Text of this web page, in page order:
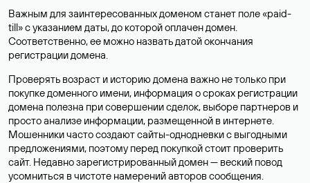
Важным для заинтересованных доменом станет поле «paid-
till» с указанием даты, до которой оплачен домен.
Соответственно, ее можно назвать датой окончания
регистрации домена.
Проверять возраст и историю домена важно не только при
покупке доменного имени, информация о сроках регистрации
домена полезна при совершении сделок, выборе партнеров и
просто анализе информации, размещенной в интернете.
Мошенники часто создают сайты-однодневки с выгодными
предложениями, поэтому перед покупкой стоит проверить
сайт. Недавно зарегистрированный домен — веский повод
усомниться в чистоте намерений авторов сообщения.